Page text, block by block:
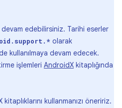
devam edebilirsiniz. Tarihi eserler
olarak
kullanılmaya devam edecek.
işlemleri AndroidX kitaplığında
kullanmanızı öneririz.